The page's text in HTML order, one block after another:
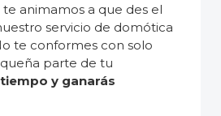
animamos a que des el
servicio de domótica
te conformes con solo
parte de tu
y ganarás